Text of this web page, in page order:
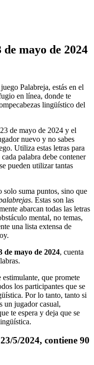
de mayo de 2024
Palabreja, estás en el
en línea, donde te
lingüístico del
de mayo de 2024 y el
nuevo y no sabes
Utiliza estas letras para
palabra debe contener
pueden utilizar tantas
solo suma puntos, sino que
. Estas son las
abarcan todas las letras
mental, no temas,
una lista extensa de
de mayo de 2024, cuenta
que promete
los participantes que se
Por lo tanto, tanto si
un jugador casual,
te espera y deja que se
23/5/2024, contiene 90